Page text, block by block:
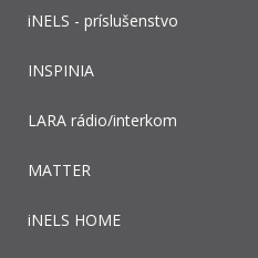
iNELS - príslušenstvo
INSPINIA
LARA rádio/interkom
MATTER
iNELS HOME